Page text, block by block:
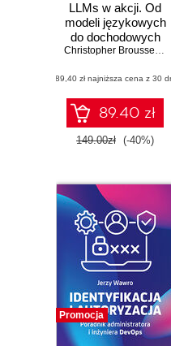
LLMs w akcji. Od
modeli językowych
do dochodowych
produktów
Christopher Brousseau
(89,40 zł najniższa cena z 30
89.40 zł
149.00zł (-40%)
Promocja